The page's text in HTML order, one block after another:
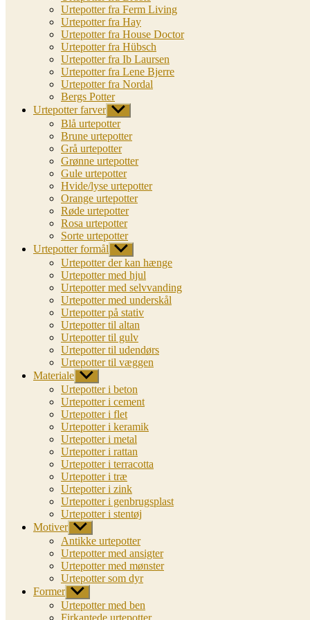
Urtepotter fra Ferm Living
Urtepotter fra Hay
Urtepotter fra House Doctor
Urtepotter fra Hübsch
Urtepotter fra Ib Laursen
Urtepotter fra Lene Bjerre
Urtepotter fra Nordal
Bergs Potter
Urtepotter farver Vis
undermenu
Blå urtepotter
Brune urtepotter
Grå urtepotter
Grønne urtepotter
Gule urtepotter
Hvide/lyse urtepotter
Orange urtepotter
Røde urtepotter
Rosa urtepotter
Sorte urtepotter
Urtepotter formål Vis
undermenu
Urtepotter der kan hænge
Urtepotter med hjul
Urtepotter med selvvanding
Urtepotter med underskål
Urtepotter på stativ
Urtepotter til altan
Urtepotter til gulv
Urtepotter til udendørs
Urtepotter til væggen
Materiale Vis
undermenu
Urtepotter i beton
Urtepotter i cement
Urtepotter i flet
Urtepotter i keramik
Urtepotter i metal
Urtepotter i rattan
Urtepotter i terracotta
Urtepotter i træ
Urtepotter i zink
Urtepotter i genbrugsplast
Urtepotter i stentøj
Motiver Vis
undermenu
Antikke urtepotter
Urtepotter med ansigter
Urtepotter med mønster
Urtepotter som dyr
Former Vis
undermenu
Urtepotter med ben
Firkantede urtepotter